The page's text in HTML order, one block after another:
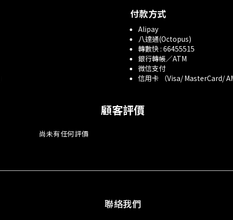
付款方式
Alipay
八達通(Octopus)
轉數快 : 66455515
銀行轉帳／ATM
微信支付
信用卡 （Visa/ MasterCard/
顧客評價
尚未有任何評價
聯絡我們